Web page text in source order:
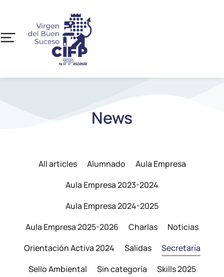
News
All articles Alumnado
Aula Empresa
Aula Empresa 2023-2024
Aula Empresa 2024-2025
Aula Empresa 2025-2026
Charlas
Noticias
Orientación Activa 2024
Salidas
Secretaría
Sello Ambiental
Sin categoría Skills 2025